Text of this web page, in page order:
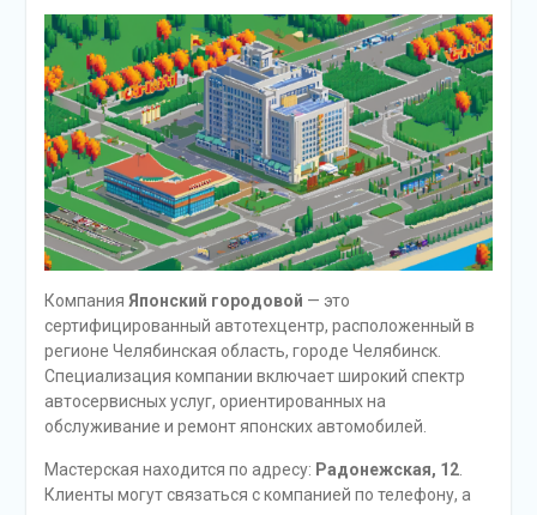
Компания Японский городовой — это
сертифицированный автотехцентр, расположенный в
регионе Челябинская область, городе Челябинск.
Специализация компании включает широкий спектр
автосервисных услуг, ориентированных на
обслуживание и ремонт японских автомобилей.
Мастерская находится по адресу: Радонежская, 12.
Клиенты могут связаться с компанией по телефону, а